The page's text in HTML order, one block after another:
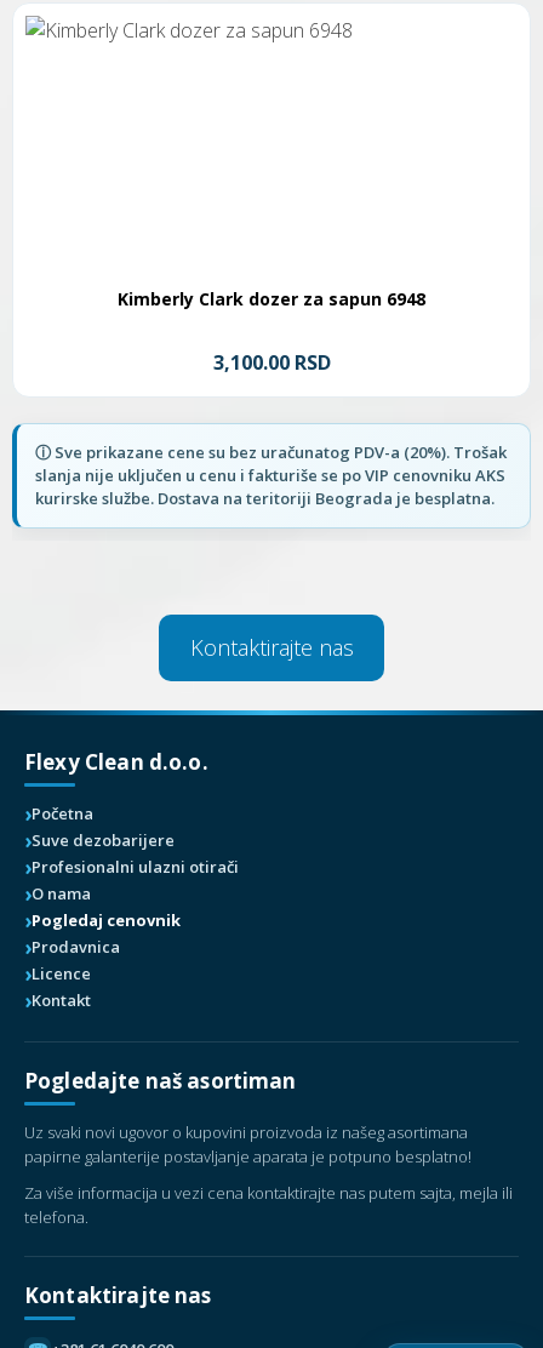
Kimberly Clark dozer za sapun 6948
3,100.00 RSD
Kontaktirajte nas
Flexy Clean d.o.o.
Početna
Suve dezobarijere
Profesionalni ulazni otirači
O nama
Pogledaj cenovnik
Prodavnica
Licence
Kontakt
Pogledajte naš asortiman
Uz svaki novi ugovor o kupovini proizvoda iz našeg asortimana
papirne galanterije postavljanje aparata je potpuno besplatno!
Za više informacija u vezi cena kontaktirajte nas putem sajta, mejla ili
telefona.
Kontaktirajte nas